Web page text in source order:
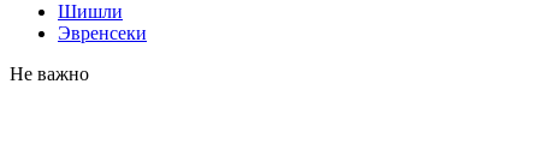
Шишли
Эвренсеки
Не важно